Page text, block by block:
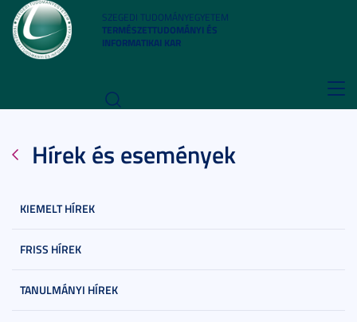
SZEGEDI TUDOMÁNYEGYETEM
TERMÉSZETTUDOMÁNYI ÉS
INFORMATIKAI KAR
Hírek és események
KIEMELT HÍREK
FRISS HÍREK
TANULMÁNYI HÍREK